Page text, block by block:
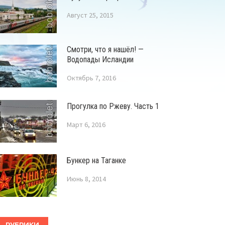
Август 25, 2015
Смотри, что я нашёл! —
Водопады Исландии
Октябрь 7, 2016
Прогулка по Ржеву. Часть 1
Март 6, 2016
Бункер на Таганке
Июнь 8, 2014